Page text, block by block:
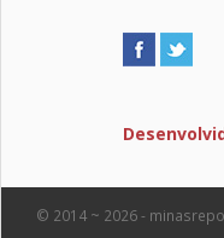
© 2014 ~ 2026 -